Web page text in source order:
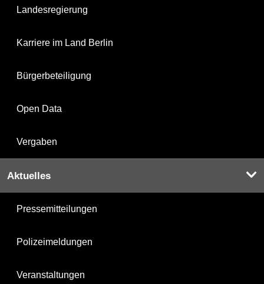
Landesregierung
Karriere im Land Berlin
Bürgerbeteiligung
Open Data
Vergaben
Aktuelles
Pressemitteilungen
Polizeimeldungen
Veranstaltungen